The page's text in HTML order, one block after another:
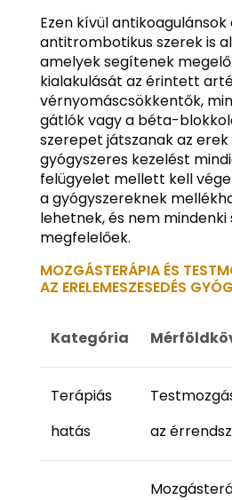
Ezen kívül antikoagulánsok
antitrombotikus szerek is
amelyek segítenek
kialakulását az érintett
vérnyomáscsökkentők,
gátlók vagy a béta-
szerepet játszanak az
gyógyszeres kezelést
felügyelet mellett kell
a gyógyszereknek
lehetnek, és nem mindenki
megfelelőek.
MOZGÁSTERÁPIA ÉS
AZ ERELEMESZESEDÉS
Kategória
Terápiás
hatás
az